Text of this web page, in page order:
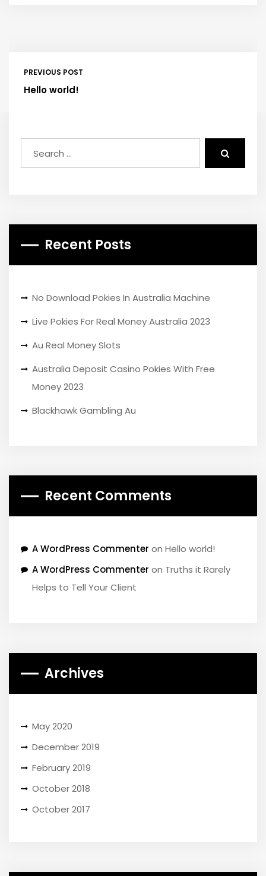
PREVIOUS POST
Hello world!
Recent Posts
No Download Pokies In Australia Machine
Live Pokies For Real Money Australia 2023
Au Real Money Slots
Australia Deposit Casino Pokies With Free
Money 2023
Blackhawk Gambling Au
Recent Comments
A WordPress Commenter on Hello world!
A WordPress Commenter on Truths it Rarely
Helps to Tell Your Client
Archives
May 2020
December 2019
February 2019
October 2018
October 2017